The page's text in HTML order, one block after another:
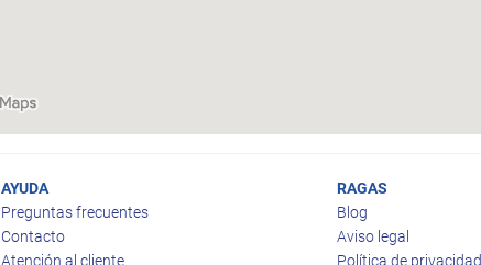
AYUDA
Preguntas frecuentes
Contacto
Atención al cliente
RAGAS
Blog
Aviso legal
Política de privacidad